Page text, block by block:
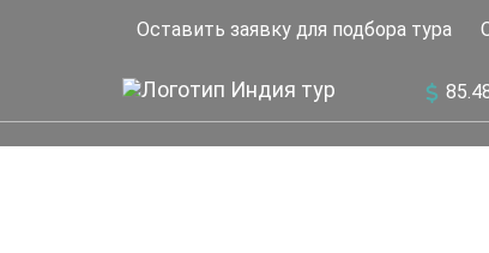
Оставить заявку для подбора тура